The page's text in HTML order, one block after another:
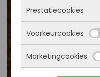
Deze cookies
überhaupt werkt.
kunnen niet
ze alleen geplaatst
inloggen, een
privacyvoorkeuren
zo instellen dat hij
Prestatiecookies
Met deze cookies
bezocht wordt,
komen en welke
kunnen we de
Voorkeurcookies
Deze cookies
Bijvoorbeeld
Marketingcookies